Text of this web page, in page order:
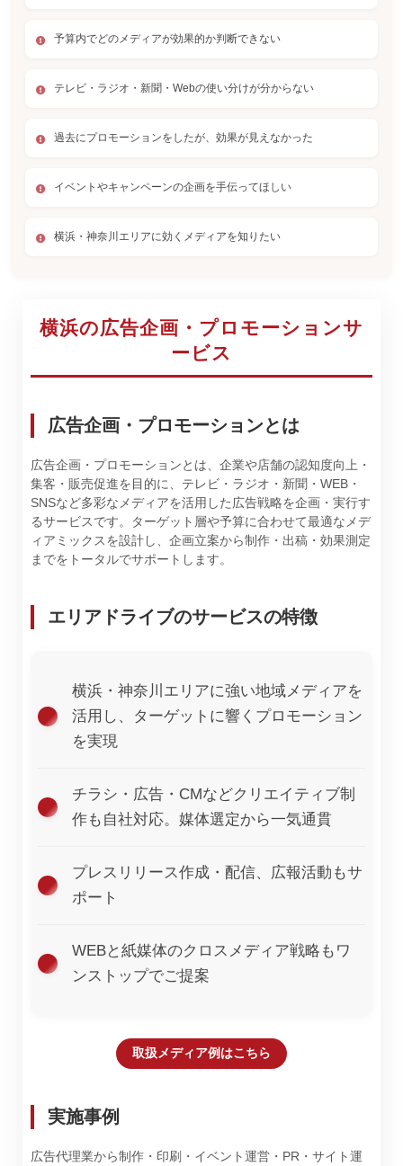
予算内でどのメディアが効果的か判断できない
テレビ・ラジオ・新聞・Webの使い分けが分からない
過去にプロモーションをしたが、効果が見えなかった
イベントやキャンペーンの企画を手伝ってほしい
横浜・神奈川エリアに効くメディアを知りたい
横浜の広告企画・プロモーションサ
ービス
広告企画・プロモーションとは
広告企画・プロモーションとは、企業や店舗の認知度向上・
集客・販売促進を目的に、テレビ・ラジオ・新聞・WEB・
SNSなど多彩なメディアを活用した広告戦略を企画・実行す
るサービスです。ターゲット層や予算に合わせて最適なメデ
ィアミックスを設計し、企画立案から制作・出稿・効果測定
までをトータルでサポートします。
エリアドライブのサービスの特徴
横浜・神奈川エリアに強い地域メディアを
活用し、ターゲットに響くプロモーション
を実現
チラシ・広告・CMなどクリエイティブ制
作も自社対応。媒体選定から一気通貫
プレスリリース作成・配信、広報活動もサ
ポート
WEBと紙媒体のクロスメディア戦略もワ
ンストップでご提案
取扱メディア例はこちら
実施事例
広告代理業から制作・印刷・イベント運営・PR・サイト運